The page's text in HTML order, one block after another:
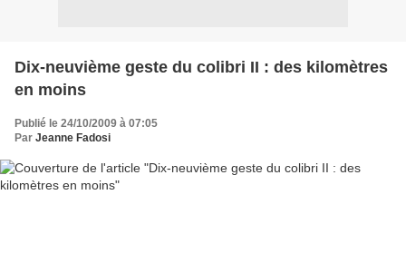
Dix-neuvième geste du colibri II : des kilomètres
en moins
Publié le 24/10/2009 à 07:05
Par Jeanne Fadosi